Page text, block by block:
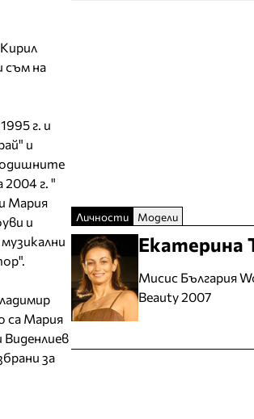
съм на
г. и
и
г. "
Мария
и
са Мария
за
Личности Модели
Екатерина
Мисис България
Beauty 2007